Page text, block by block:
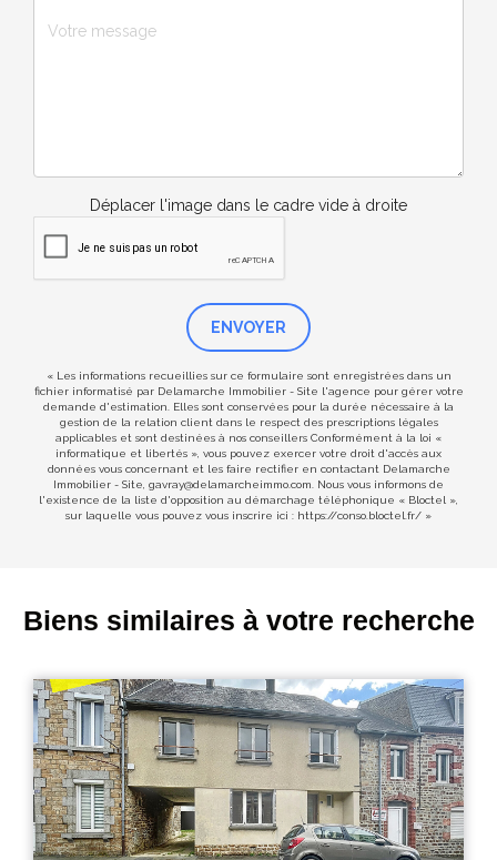
Déplacer l'image dans le cadre vide à droite
ENVOYER
« Les informations recueillies sur ce formulaire sont enregistrées dans un
fichier informatisé par Delamarche Immobilier - Site l'agence pour gérer votre
demande d'estimation. Elles sont conservées pour la durée nécessaire à la
gestion de la relation client dans le respect des prescriptions légales
applicables et sont destinées à nos conseillers Conformément à la loi «
informatique et libertés », vous pouvez exercer votre droit d'accès aux
données vous concernant et les faire rectifier en contactant Delamarche
Immobilier - Site, gavray@delamarcheimmo.com. Nous vous informons de
l'existence de la liste d'opposition au démarchage téléphonique « Bloctel »,
sur laquelle vous pouvez vous inscrire ici : https://conso.bloctel.fr/ »
Biens similaires à votre recherche